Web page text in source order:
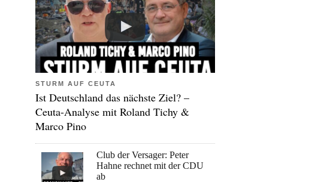
STURM AUF CEUTA
Ist Deutschland das nächste Ziel? –
Ceuta-Analyse mit Roland Tichy &
Marco Pino
Club der Versager: Peter
Hahne rechnet mit der CDU
ab